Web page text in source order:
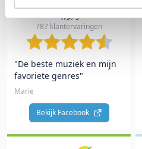
4.9/ 5
787 klantervaringen
"De beste muziek en mijn
favoriete genres"
Marie
Bekijk Facebook